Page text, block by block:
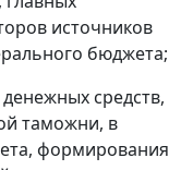
источников
бюджета;
средств,
таможни, в
формирования